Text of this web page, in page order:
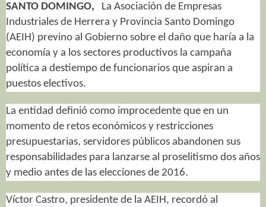
SANTO DOMINGO,
La Asociación de Empresas
Industriales de Herrera y Provincia Santo Domingo
(AEIH) previno al Gobierno sobre el daño que haría a la
economía y a los sectores productivos la campaña
política a destiempo de funcionarios que aspiran a
puestos electivos.
La entidad definió como improcedente que en un
momento de retos económicos y restricciones
presupuestarias, servidores públicos abandonen sus
responsabilidades para lanzarse al proselitismo dos años
y medio antes de las elecciones de 2016.
Víctor Castro, presidente de la AEIH, recordó al